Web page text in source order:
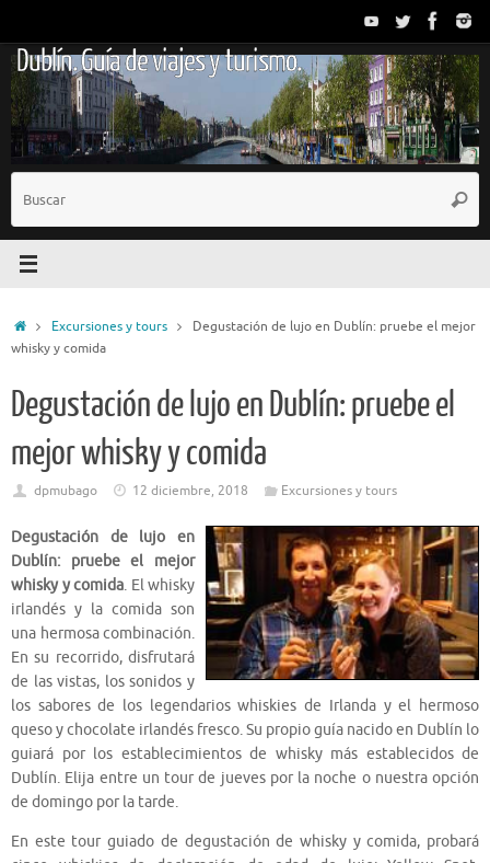
contenido
Dublín. Guía de viajes y turismo.
InicioExcursiones y tours
Degustación de lujo en Dublín: pruebe el mejor
whisky y comida
Degustación de lujo en Dublín: pruebe el
mejor whisky y comida
dpmubago 12 diciembre, 2018 Excursiones y tours
Degustación de lujo en
Dublín: pruebe el mejor
whisky y comida. El whisky
irlandés y la comida son
una hermosa combinación.
En su recorrido, disfrutará
de las vistas, los sonidos y
los sabores de los legendarios whiskies de Irlanda y el hermoso
queso y chocolate irlandés fresco. Su propio guía nacido en Dublín lo
guiará por los establecimientos de whisky más establecidos de
Dublín. Elija entre un tour de jueves por la noche o nuestra opción
de domingo por la tarde.
En este tour guiado de degustación de whisky y comida, probará